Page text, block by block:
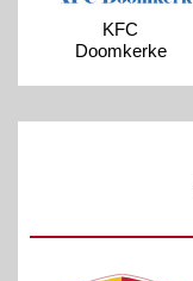
KFC
Doomkerke